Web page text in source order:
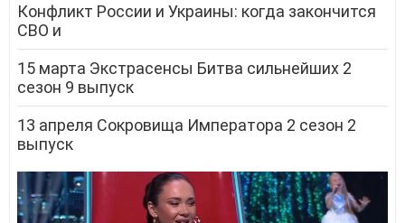
Конфликт России и Украины: когда закончится
СВО и
15 марта Экстрасенсы Битва сильнейших 2
сезон 9 выпуск
13 апреля Сокровища Императора 2 сезон 2
выпуск